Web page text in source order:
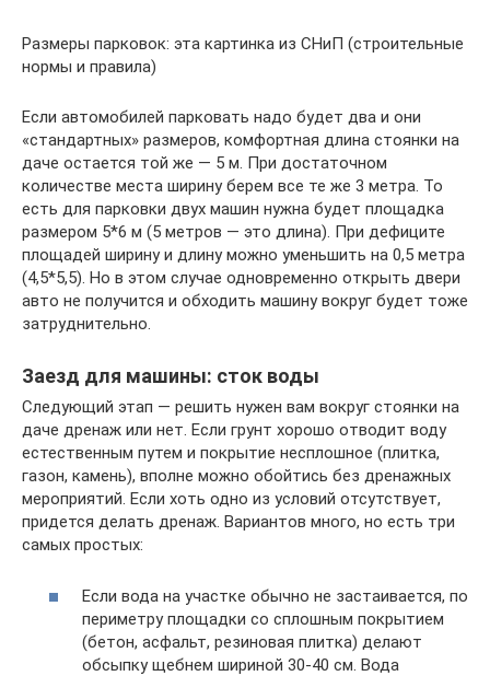
Размеры парковок: эта картинка из СНиП (строительные
нормы и правила)
Если автомобилей парковать надо будет два и они
«стандартных» размеров, комфортная длина стоянки на
даче остается той же — 5 м. При достаточном
количестве места ширину берем все те же 3 метра. То
есть для парковки двух машин нужна будет площадка
размером 5*6 м (5 метров — это длина). При дефиците
площадей ширину и длину можно уменьшить на 0,5 метра
(4,5*5,5). Но в этом случае одновременно открыть двери
авто не получится и обходить машину вокруг будет тоже
затруднительно.
Заезд для машины: сток воды
Следующий этап — решить нужен вам вокруг стоянки на
даче дренаж или нет. Если грунт хорошо отводит воду
естественным путем и покрытие несплошное (плитка,
газон, камень), вполне можно обойтись без дренажных
мероприятий. Если хоть одно из условий отсутствует,
придется делать дренаж. Вариантов много, но есть три
самых простых:
Если вода на участке обычно не застаивается, по
периметру площадки со сплошным покрытием
(бетон, асфальт, резиновая плитка) делают
обсыпку щебнем шириной 30-40 см. Вода